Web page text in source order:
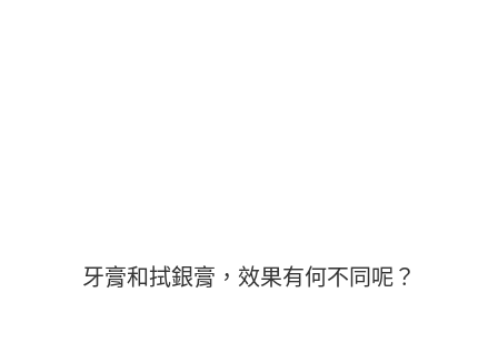
牙膏和拭銀膏，效果有何不同呢？